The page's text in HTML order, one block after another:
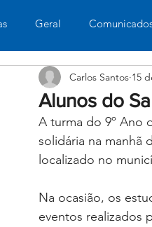
Geral
Fundamental II Ensino
Educomunicação Bilíngue
Alunos do
Carlos Santos 15
A turma do 9º Ano
solidária na manhã
localizado no
Na ocasião, os
eventos realizados